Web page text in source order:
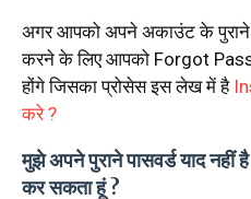
अगर आपको अपने अकाउंट के पुराने
करने के लिए आपको Forgot
होंगे जिसका प्रोसेस इस लेख में है
करे ?
मुझे अपने पुराने पासवर्ड याद नहीं
कर सकता हूं ?